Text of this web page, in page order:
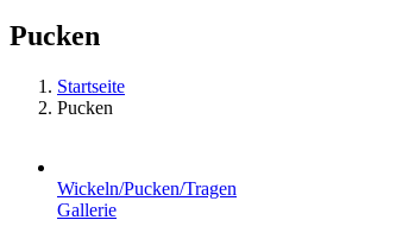
Pucken
Startseite
Pucken
Wickeln/Pucken/Tragen
Gallerie